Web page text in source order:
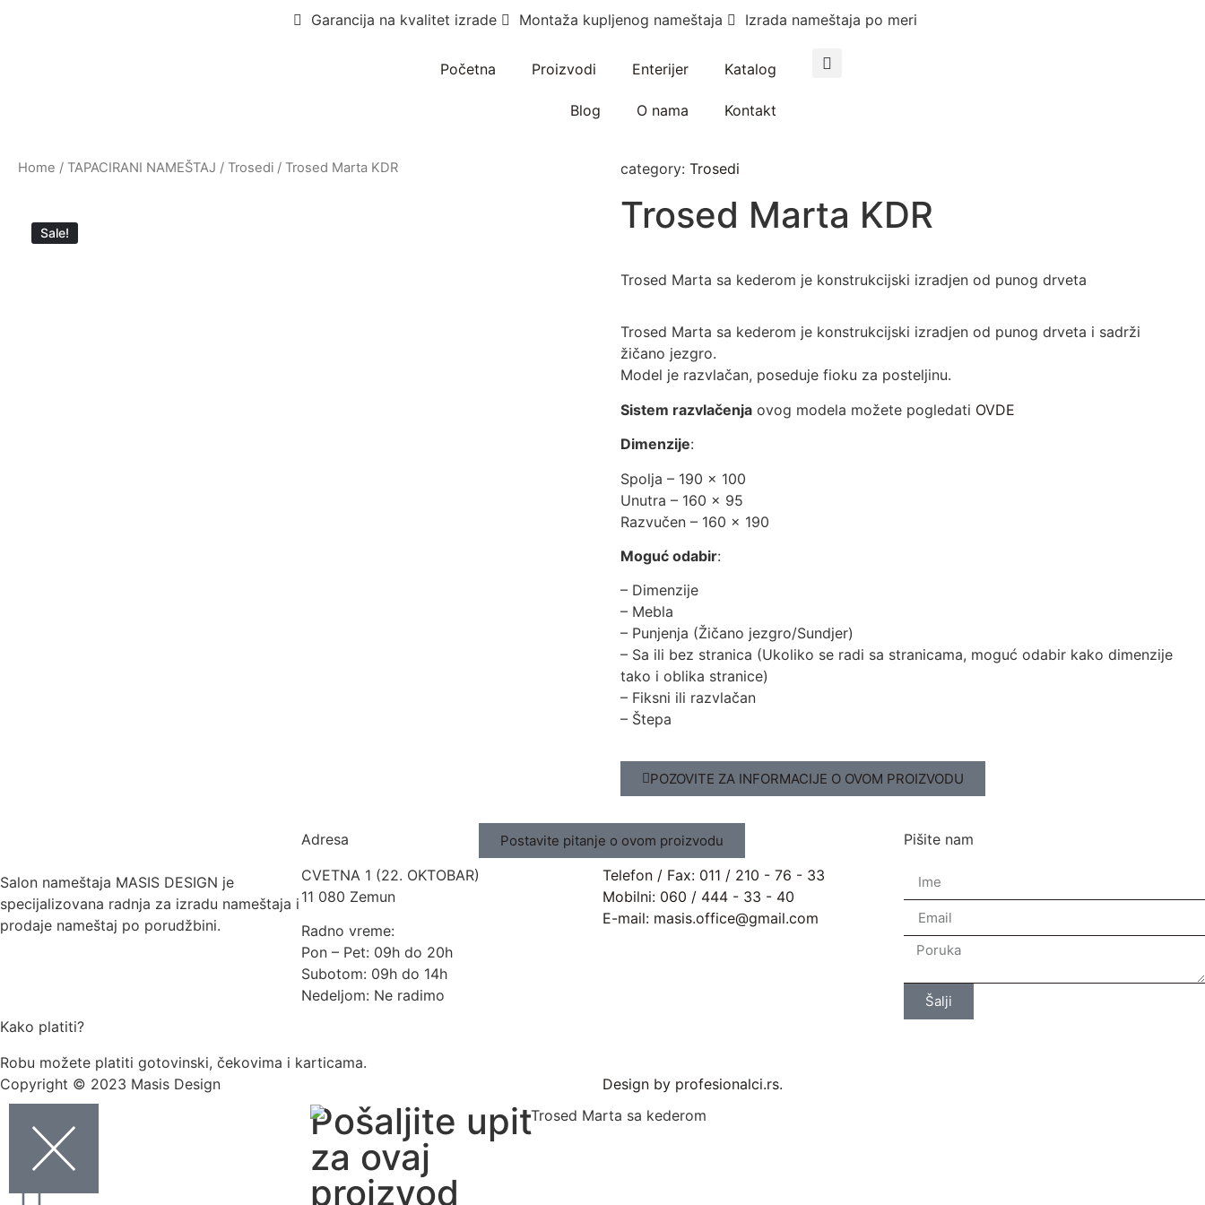
Garancija na kvalitet izrade Montaža kupljenog nameštaja Izrada nameštaja po meri
Početna Proizvodi Enterijer Katalog
Blog O nama Kontakt
Home / TAPACIRANI NAMEŠTAJ / Trosedi / Trosed Marta KDR
Sale!
category: Trosedi
Trosed Marta KDR
Trosed Marta sa kederom je konstrukcijski izradjen od punog drveta
Trosed Marta sa kederom je konstrukcijski izradjen od punog drveta i sadrži
žičano jezgro.
Model je razvlačan, poseduje fioku za posteljinu.
Sistem razvlačenja ovog modela možete pogledati OVDE
Dimenzije:
Spolja – 190 x 100
Unutra – 160 x 95
Razvučen – 160 x 190
Moguć odabir:
– Dimenzije
– Mebla
– Punjenja (Žičano jezgro/Sundjer)
– Sa ili bez stranica (Ukoliko se radi sa stranicama, moguć odabir kako dimenzije
tako i oblika stranice)
– Fiksni ili razvlačan
– Štepa
POZOVITE ZA INFORMACIJE O OVOM PROIZVODU
Postavite pitanje o ovom proizvodu
Salon nameštaja MASIS DESIGN je
specijalizovana radnja za izradu nameštaja i
prodaje nameštaj po porudžbini.
Adresa
CVETNA 1 (22. OKTOBAR)
11 080 Zemun
Radno vreme:
Pon – Pet: 09h do 20h
Subotom: 09h do 14h
Nedeljom: Ne radimo
Kontakt info
Telefon / Fax: 011 / 210 - 76 - 33
Mobilni: 060 / 444 - 33 - 40
E-mail: masis.office@gmail.com
Pišite nam
Šalji
Kako platiti?
Robu možete platiti gotovinski, čekovima i karticama.
Copyright © 2023 Masis Design
Design by profesionalci.rs.
Pošaljite upit
za ovaj
proizvod